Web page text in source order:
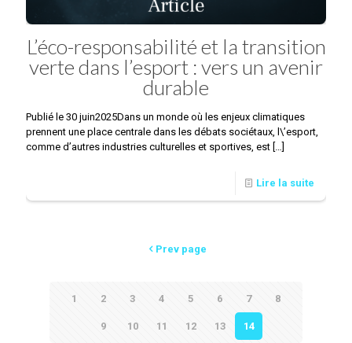
L’éco-responsabilité et la transition
verte dans l’esport : vers un avenir
durable
Publié le 30 juin2025Dans un monde où les enjeux climatiques
prennent une place centrale dans les débats sociétaux, l\’esport,
comme d’autres industries culturelles et sportives, est […]
Lire la suite
Prev page
1 2 3 4 5 6 7 8
9 10 11 12 13 14